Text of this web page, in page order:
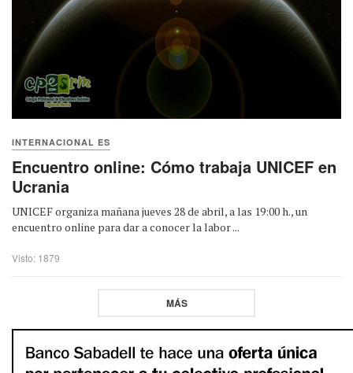
INTERNACIONAL ES
Encuentro online: Cómo trabaja UNICEF en
Ucrania
UNICEF organiza mañana jueves 28 de abril, a las 19:00 h., un
encuentro online para dar a conocer la labor ...
Visto: 1879
MÁS